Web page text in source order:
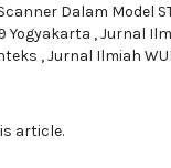
Dalam Model
Yogyakarta ,Jurnal
,Jurnal Ilmiah
article.